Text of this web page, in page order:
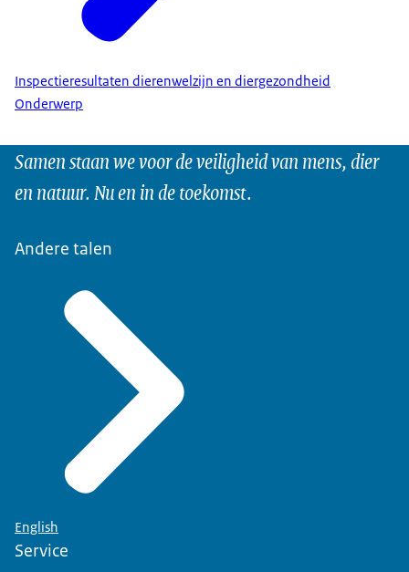
Inspectieresultaten dierenwelzijn en diergezondheid
Onderwerp
Samen staan we voor de veiligheid van mens, dier
en natuur. Nu en in de toekomst.
Andere talen
English
Service